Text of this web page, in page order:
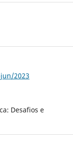
2023
Desafios e